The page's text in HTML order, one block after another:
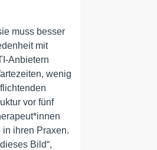
muss besser
mit
Anbietern
wenig
vor fünf
ihren Praxen.
Bild“,